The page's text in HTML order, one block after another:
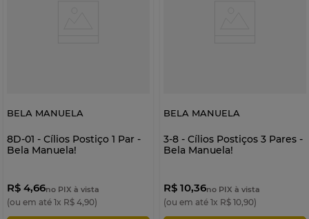
BELA MANUELA
8D-01 - Cílios Postiço 1 Par -
Bela Manuela!
R$ 4,66no PIX à vista
(ou em até 1x R$ 4,90)
BELA MANUELA
3-8 - Cílios Postiços 3 Pares -
Bela Manuela!
R$ 10,36no PIX à vista
(ou em até 1x R$ 10,90)